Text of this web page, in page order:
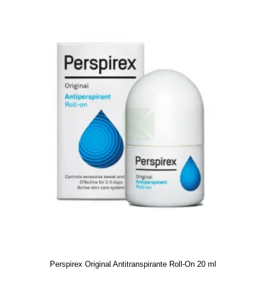
Perspirex Original Antitranspirante Roll-On 20 ml